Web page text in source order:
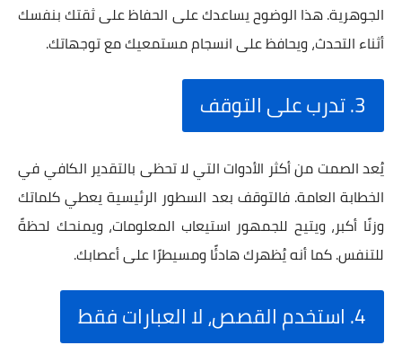
الجوهرية. هذا الوضوح يساعدك على الحفاظ على ثقتك بنفسك
أثناء التحدث، ويحافظ على انسجام مستمعيك مع توجهاتك.
3. تدرب على التوقف
يُعد الصمت من أكثر الأدوات التي لا تحظى بالتقدير الكافي في
الخطابة العامة. فالتوقف بعد السطور الرئيسية يعطي كلماتك
وزنًا أكبر، ويتيح للجمهور استيعاب المعلومات، ويمنحك لحظةً
للتنفس. كما أنه يُظهرك هادئًا ومسيطرًا على أعصابك.
4. استخدم القصص، لا العبارات فقط